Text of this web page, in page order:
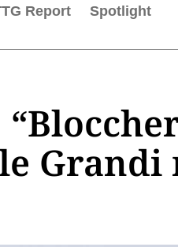
Report Spotlight
Grandi